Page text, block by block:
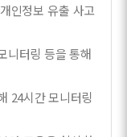
인정보 유출 사고
니터링 등을 통해
24시간 모니터링